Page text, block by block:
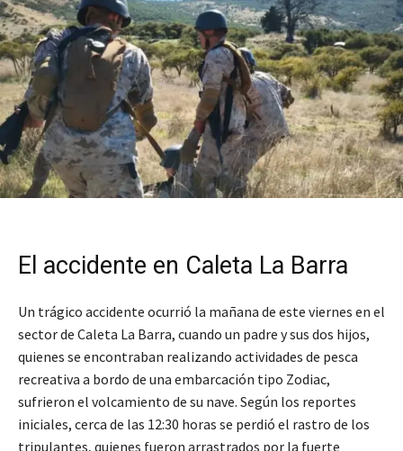
El accidente en Caleta La Barra
Un trágico accidente ocurrió la mañana de este viernes en el
sector de Caleta La Barra, cuando un padre y sus dos hijos,
quienes se encontraban realizando actividades de pesca
recreativa a bordo de una embarcación tipo Zodiac,
sufrieron el volcamiento de su nave. Según los reportes
iniciales, cerca de las 12:30 horas se perdió el rastro de los
tripulantes, quienes fueron arrastrados por la fuerte